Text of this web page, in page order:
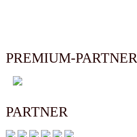
PREMIUM-PARTNER
PARTNER